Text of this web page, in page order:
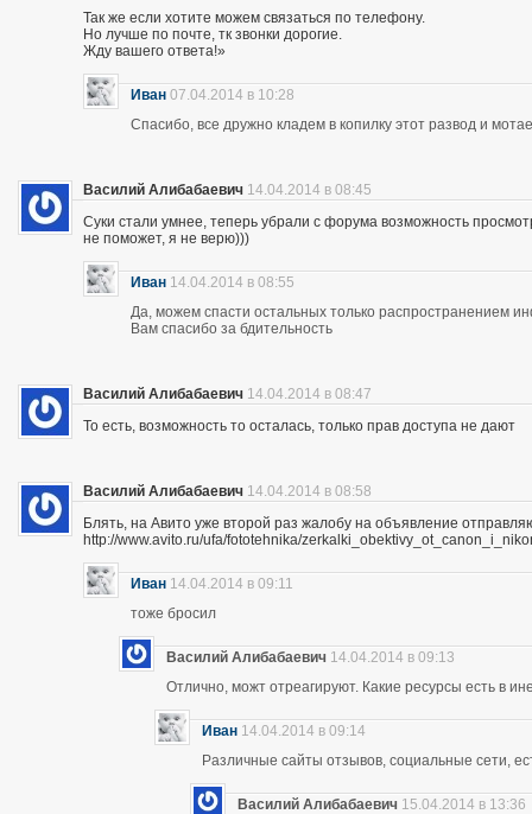
Так же если хотите можем связаться по телефону.
Но лучше по почте, тк звонки дорогие.
Жду вашего ответа!»
Иван 07.04.2014 в 10:28
Спасибо, все дружно кладем в копилку этот развод и
Василий Алибабаевич 14.04.2014 в 08:45
Суки стали умнее, теперь убрали с форума возможность
не поможет, я не верю)))
Иван 14.04.2014 в 08:55
Да, можем спасти остальных только распространением
Вам спасибо за бдительность
Василий Алибабаевич 14.04.2014 в 08:47
То есть, возможность то осталась, только прав доступа не дают
Василий Алибабаевич 14.04.2014 в 08:58
Блять, на Авито уже второй раз жалобу на объявление
http://www.avito.ru/ufa/fototehnika/
Иван 14.04.2014 в 09:11
тоже бросил
Василий Алибабаевич 14.04.2014 в 09:13
Отлично, можт отреагируют. Какие ресурсы есть в
Иван 14.04.2014 в 09:14
Различные сайты отзывов, социальные сети,
Василий Алибабаевич 15.04.2014 в 13:36